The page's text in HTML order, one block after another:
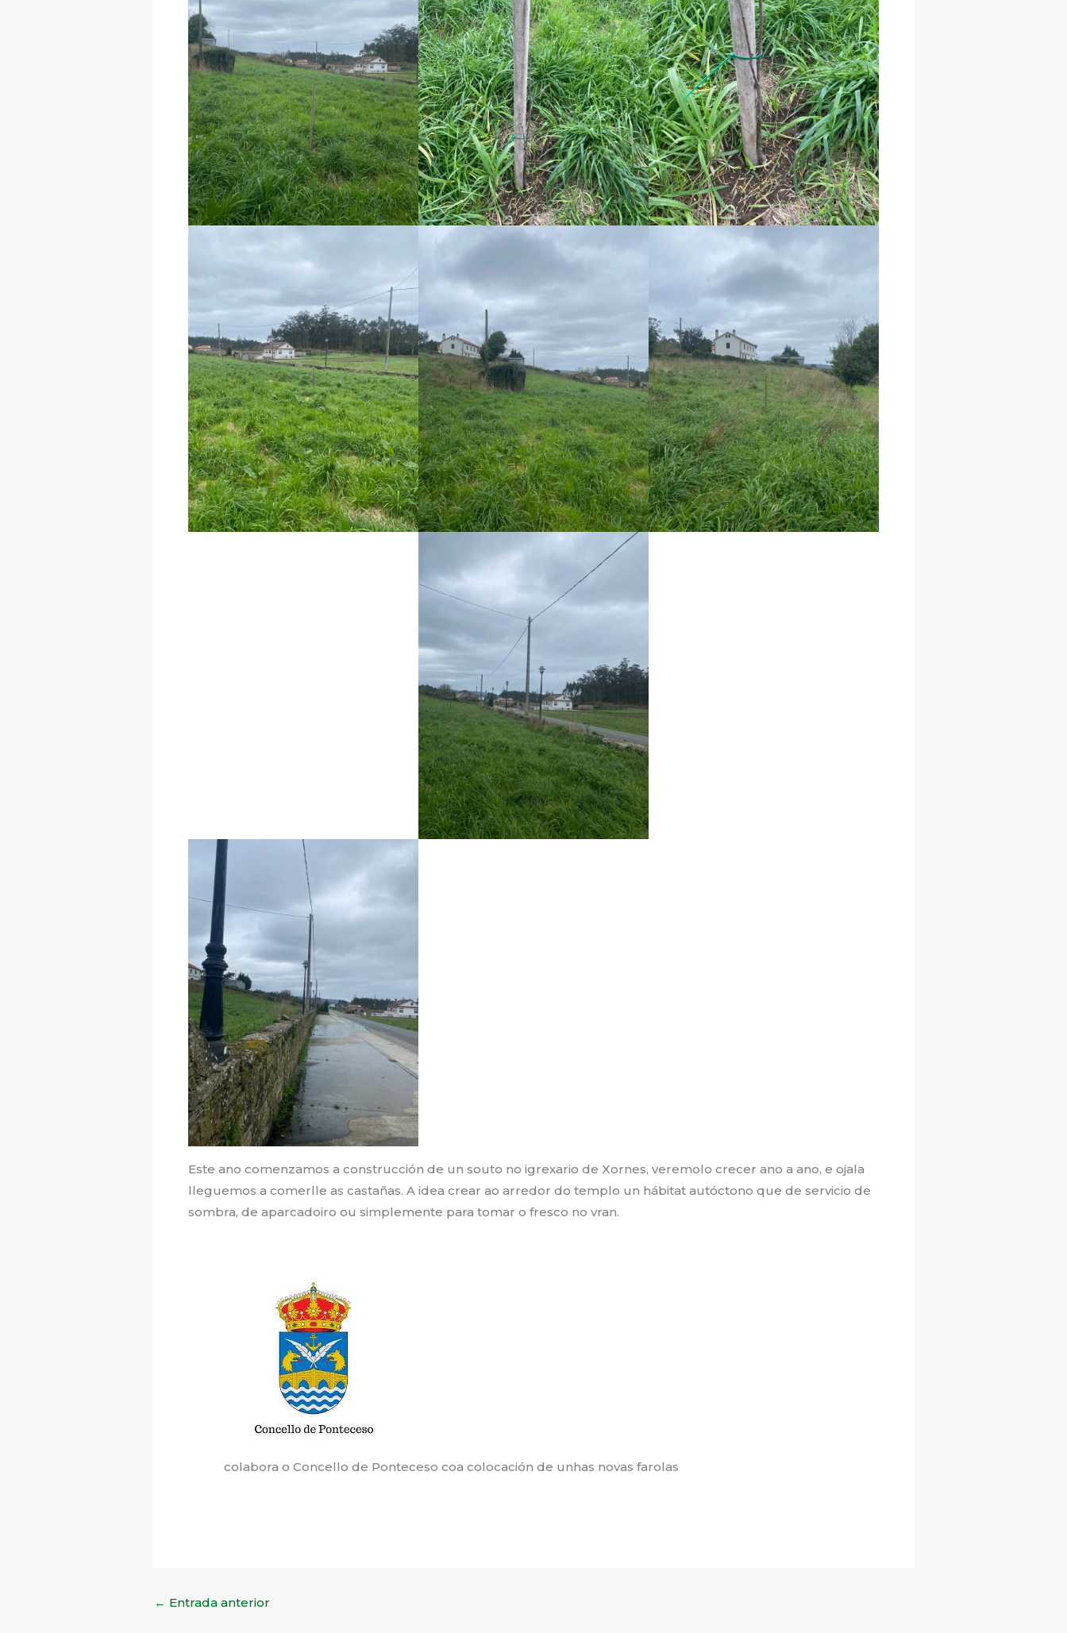
Este ano comenzamos a construcción de un souto no igrexario de Xornes, veremolo crecer ano a ano, e ojala
lleguemos a comerlle as castañas. A idea crear ao arredor do templo un hábitat autóctono que de servicio de
sombra, de aparcadoiro ou simplemente para tomar o fresco no vran.
colabora o Concello de Ponteceso coa colocación de unhas novas farolas
← Entrada anterior